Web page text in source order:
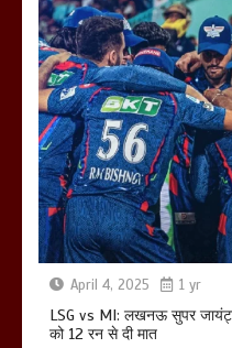
April 4, 2025 1 yr
LSG vs MI: लखनऊ सुपर
को 12 रन से दी मात